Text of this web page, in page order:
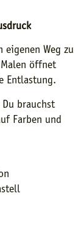
Weg zu
öffnet
Entlastung.
brauchst
Farben und